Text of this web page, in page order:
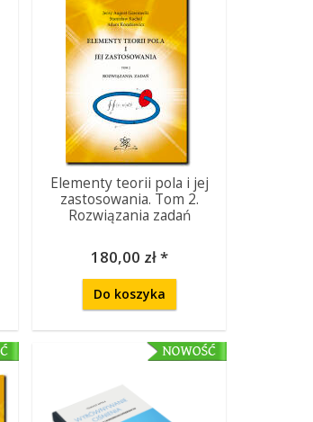
Elementy teorii pola i jej
zastosowania. Tom 2.
Rozwiązania zadań
180,00 zł *
Do koszyka